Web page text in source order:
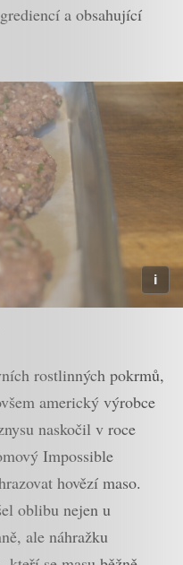
a obsahující
rostlinných pokrmů,
americký výrobce
naskočil v roce
Impossible
hovězí maso.
oblibu nejen u
ale náhražku